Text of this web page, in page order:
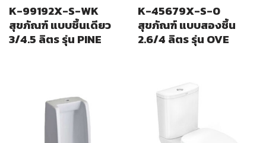
K-99192X-S-WK
สุขภัณฑ์ แบบชิ้นเดียว
3/4.5 ลิตร รุ่น PINE
K-45679X-S-0
สุขภัณฑ์ แบบสองชิ้น
2.6/4 ลิตร รุ่น OVE